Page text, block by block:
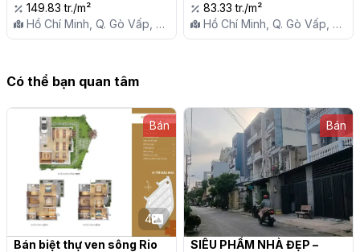
NGUYỄN TƯ GIẢN, GÒ VẤP
149.83 tr./m²
Hồ Chí Minh, Q. Gò Vấp, P.
12
83.33 tr./m²
Hồ Chí Minh, Q. Gò Vấp, P.
12
Có thể bạn quan tâm
Bán
4
Bán biệt thự ven sông Rio
Bán
SIÊU PHẨM NHÀ ĐẸP –